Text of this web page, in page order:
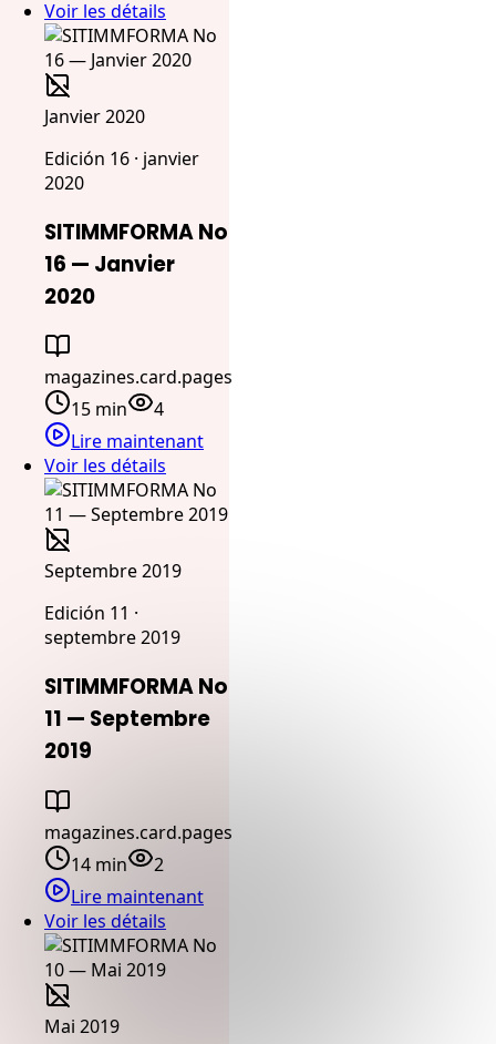
Voir les détails
Janvier 2020
Edición 16 · janvier
2020
SITIMMFORMA No
16 — Janvier
2020
magazines.card.pages
15 min
4
Lire maintenant
Voir les détails
Septembre 2019
Edición 11 ·
septembre 2019
SITIMMFORMA No
11 — Septembre
2019
magazines.card.pages
14 min
2
Lire maintenant
Voir les détails
Mai 2019